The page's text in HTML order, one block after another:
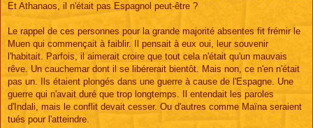
Et Athanaos, il n'était pas Espagnol peut-être ?
Le rappel de ces personnes pour la grande majorité absentes fit frémir le
Muen qui commençait à faiblir. Il pensait à eux oui, leur souvenir
l'habitait. Parfois, il aimerait croire que tout cela n'était qu'un mauvais
rêve. Un cauchemar dont il se libérerait bientôt. Mais non, ce n'en n'était
pas un. Ils étaient plongés dans une guerre à cause de l'Espagne. Une
guerre qui n'avait duré que trop longtemps. Il entendait les paroles
d'Indali, mais le conflit devait cesser. Ou d'autres comme Maïna seraient
tués pour l'atteindre.